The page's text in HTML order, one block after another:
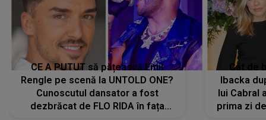
CE A PUTUT să pățească Emil
Rengle pe scenă la UNTOLD ONE?
Cunoscutul dansator a fost
dezbrăcat de FLO RIDA în fața
Cât de
Ibacka
lui Cabral
prima zi